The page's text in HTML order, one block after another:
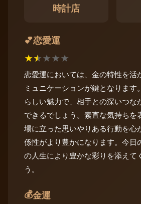
時計店
💕恋愛運
★★★★★
恋愛運においては、金の特性を活
ミュニケーションが鍵となります
らしい魅力で、相手との深いつな
できるでしょう。素直な気持ちを
場に立った思いやりある行動を心
係性がより豊かになります。今日
の人生により豊かな彩りを添えて
う。
💰金運